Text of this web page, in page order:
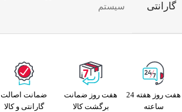
گارانتی
سیستم
هفت روز هفته 24
ساعته
هفت روز ضمانت
برگشت کالا
ضمانت اصالت
گارانتی و کالا